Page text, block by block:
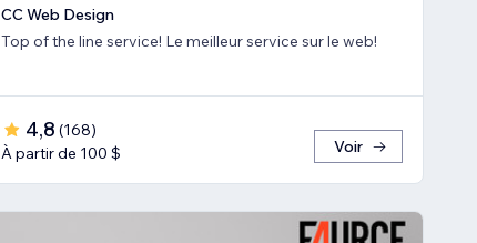
CC Web Design
Top of the line service! Le meilleur service sur le web!
4,8 (168)
À partir de 100 $
Voir